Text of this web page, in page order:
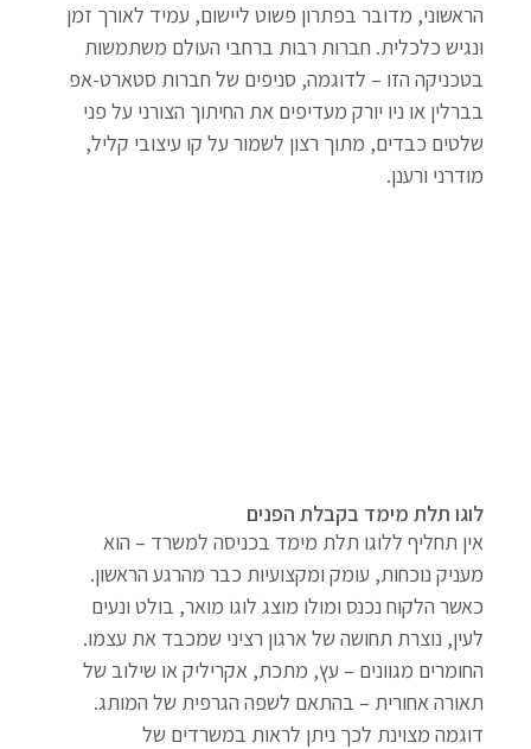
הראשוני, מדובר בפתרון פשוט ליישום, עמיד לאורך זמן
ונגיש כלכלית. חברות רבות ברחבי העולם משתמשות
בטכניקה הזו – לדוגמה, סניפים של חברות סטארט-אפ
בברלין או ניו יורק מעדיפים את החיתוך הצורני על פני
שלטים כבדים, מתוך רצון לשמור על קו עיצובי קליל,
מודרני ורענן.
לוגו תלת מימד בקבלת הפנים
אין תחליף ללוגו תלת מימד בכניסה למשרד – הוא
מעניק נוכחות, עומק ומקצועיות כבר מהרגע הראשון.
כאשר הלקוח נכנס ומולו מוצג לוגו מואר, בולט ונעים
לעין, נוצרת תחושה של ארגון רציני שמכבד את עצמו.
החומרים מגוונים – עץ, מתכת, אקריליק או שילוב של
תאורה אחורית – בהתאם לשפה הגרפית של המותג.
דוגמה מצוינת לכך ניתן לראות במשרדים של